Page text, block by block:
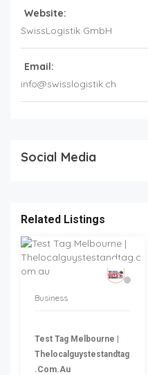
Website:
SwissLogistik GmbH
Email:
info@swisslogistik.ch
Social Media
Related Listings
Business
Test Tag Melbourne |
Thelocalguystestandtag
.com.au